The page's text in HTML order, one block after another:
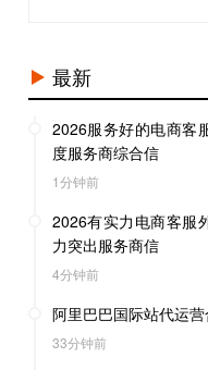
最新
2026服务好的电商客
度服务商综合信
1分钟前
2026有实力电商客服
力突出服务商信
4分钟前
阿里巴巴国际站代运
33分钟前